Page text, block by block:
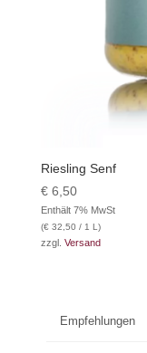
Riesling Senf
€6,50
Enthält 7% MwSt
(€32,50 / 1 L)
zzgl. Versand
Empfehlungen